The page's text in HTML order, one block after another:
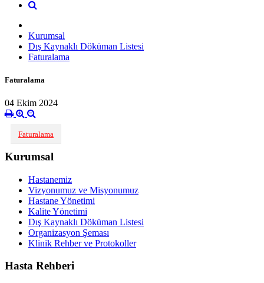
Kurumsal
Dış Kaynaklı Döküman Listesi
Faturalama
Faturalama
04 Ekim 2024
Faturalama
Kurumsal
Hastanemiz
Vizyonumuz ve Misyonumuz
Hastane Yönetimi
Kalite Yönetimi
Dış Kaynaklı Döküman Listesi
Organizasyon Şeması
Klinik Rehber ve Protokoller
Hasta Rehberi